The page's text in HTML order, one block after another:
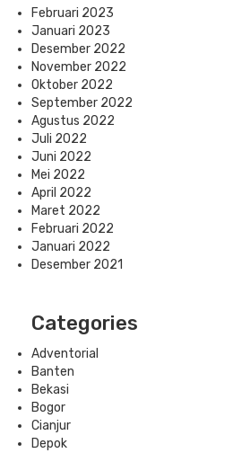
Februari 2023
Januari 2023
Desember 2022
November 2022
Oktober 2022
September 2022
Agustus 2022
Juli 2022
Juni 2022
Mei 2022
April 2022
Maret 2022
Februari 2022
Januari 2022
Desember 2021
Categories
Adventorial
Banten
Bekasi
Bogor
Cianjur
Depok